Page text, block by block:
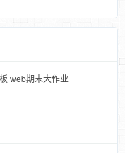
web期末大作业